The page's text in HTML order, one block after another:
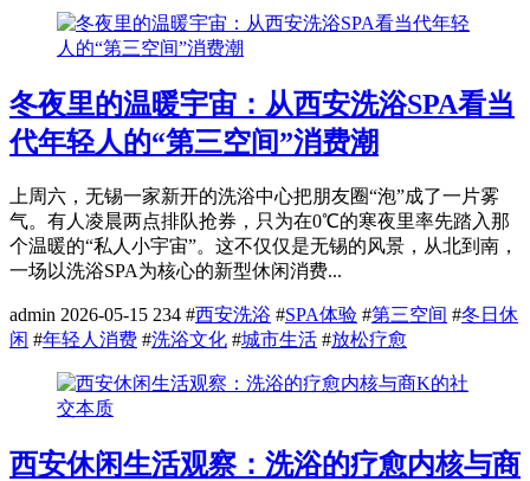
冬夜里的温暖宇宙：从西安洗浴SPA看当
代年轻人的“第三空间”消费潮
上周六，无锡一家新开的洗浴中心把朋友圈“泡”成了一片雾
气。有人凌晨两点排队抢券，只为在0℃的寒夜里率先踏入那
个温暖的“私人小宇宙”。这不仅仅是无锡的风景，从北到南，
一场以洗浴SPA为核心的新型休闲消费...
admin 2026-05-15 234 #西安洗浴 #SPA体验 #第三空间 #冬日休
闲 #年轻人消费 #洗浴文化 #城市生活 #放松疗愈
西安休闲生活观察：洗浴的疗愈内核与商